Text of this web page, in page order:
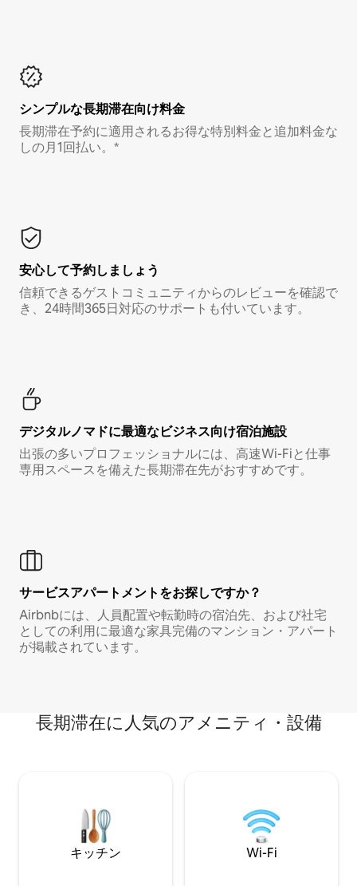
シンプルな長期滞在向け料金
長期滞在予約に適用されるお得な特別料金と追加料金な
しの月1回払い。*
安心して予約しましょう
信頼できるゲストコミュニティからのレビューを確認で
き、24時間365日対応のサポートも付いています。
デジタルノマド⁠に最⁠適⁠なビ⁠ジ⁠ネ⁠ス⁠向⁠け宿⁠泊⁠施⁠設
出張の多いプロフェッショナルには、高速Wi-Fiと仕事
専用スペースを備えた長期滞在先がおすすめです。
サービスアパートメントをお探しですか？
Airbnbには、人員配置や転勤時の宿泊先、および社宅
としての利用に最適な家具完備のマンション・アパート
が掲載されています。
長期滞在に人気のアメニティ・設備
キッチン Wi-Fi